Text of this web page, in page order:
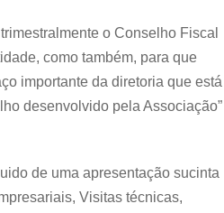
o Conselho Fiscal
como também, para que
importante da diretoria que está
desenvolvido pela Associação”
de uma apresentação sucinta
Visitas técnicas,